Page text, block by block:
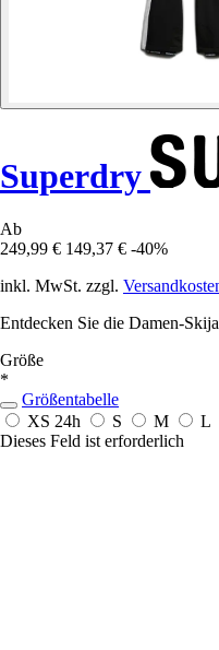
Superdry
Ab
249,99 € 149,37 € -40%
inkl. MwSt. zzgl.
Entdecken Sie die Damen-
Größe
*
Größentabelle
XS 24h S M L
Dieses Feld ist erforderlich